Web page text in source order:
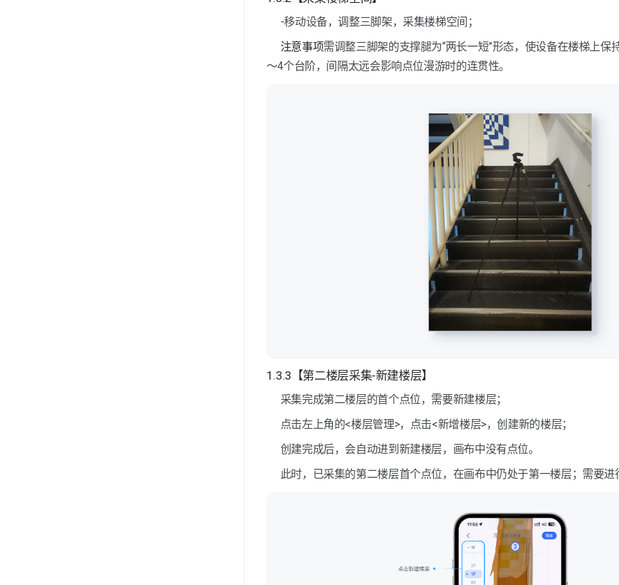
-移动设备，调整三脚架，采集楼梯空间；
注意事项需调整三脚架的支撑腿为“两长一短”形态，使设备在楼梯上保
～4个台阶，间隔太远会影响点位漫游时的连贯性。
1.3.3【第二楼层采集-新建楼层】
采集完成第二楼层的首个点位，需要新建楼层；
点击左上角的<楼层管理>，点击<新增楼层>，创建新的楼层；
创建完成后，会自动进到新建楼层，画布中没有点位。
此时，已采集的第二楼层首个点位，在画布中仍处于第一楼层；需要进